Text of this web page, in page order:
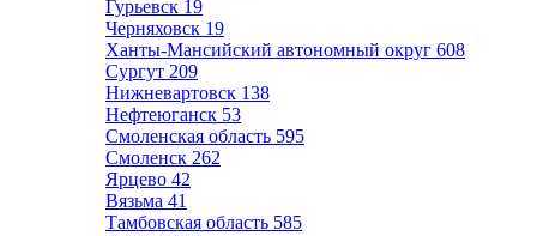
Гурьевск 19
Черняховск 19
Ханты-Мансийский автономный округ 608
Сургут 209
Нижневартовск 138
Нефтеюганск 53
Смоленская область 595
Смоленск 262
Ярцево 42
Вязьма 41
Тамбовская область 585